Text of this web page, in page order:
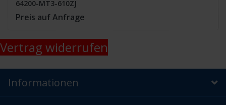
64200-MT3-610ZJ
Preis auf Anfrage
Vertrag widerrufen
Informationen